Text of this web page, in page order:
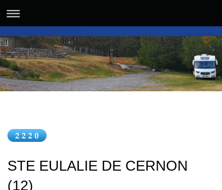
STE EULALIE DE CERNON
(12)